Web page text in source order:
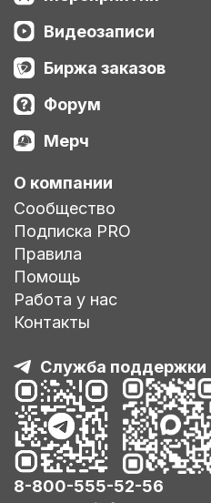
Видеозаписи
Биржа заказов
Форум
Мерч
О компании
Сообщество
Подписка PRO
Правила
Помощь
Работа у нас
Контакты
Служба поддержки
8-800-555-52-56